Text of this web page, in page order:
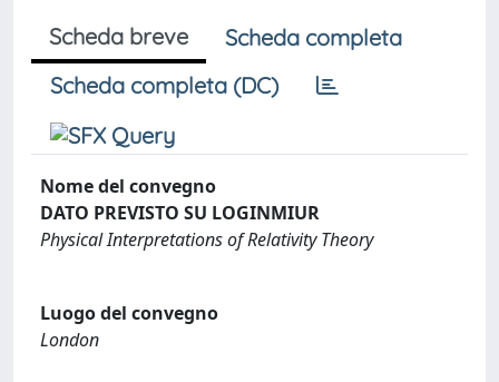
Scheda breve
Scheda completa
Scheda completa (DC)
Nome del convegno
DATO PREVISTO SU LOGINMIUR
Physical Interpretations of Relativity Theory
Luogo del convegno
London